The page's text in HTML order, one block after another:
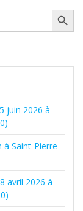
Search Button
juin 2026 à
à Saint-Pierre
avril 2026 à